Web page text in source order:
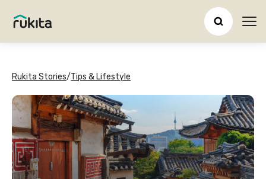
Rukita Stories/Tips & Lifestyle